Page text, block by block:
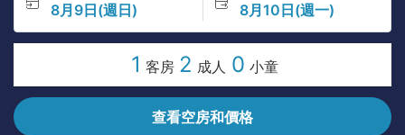
8月9日(週日) 8月10日(週一)
1 客房 2 成人 0 小童
查看空房和價格